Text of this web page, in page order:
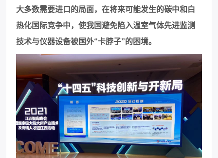
大多数需要进口的局面，在将来可能发生的碳中和白
热化国际竞争中，使我国避免陷入温室气体先进监测
技术与仪器设备被国外“卡脖子”的困境。